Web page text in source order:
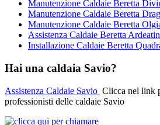
Manutenzione Caldaie Beretta
Manutenzione Caldaie Beretta
Manutenzione Caldaie Beretta
Assistenza Caldaie Beretta
Installazione Caldaie Beretta
Hai una caldaia Savio?
Assistenza Caldaie Savio Clicca nel link
professionisti delle caldaie Savio